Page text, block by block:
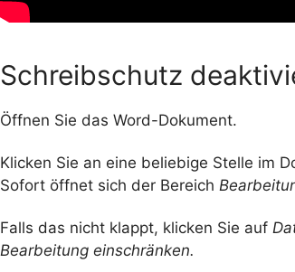
Schreibschutz
Öffnen Sie das Word-Dokument.
Klicken Sie an eine beliebige Stelle im
Sofort öffnet sich der Bereich
Falls das nicht klappt, klicken Sie auf
Bearbeitung einschränken.